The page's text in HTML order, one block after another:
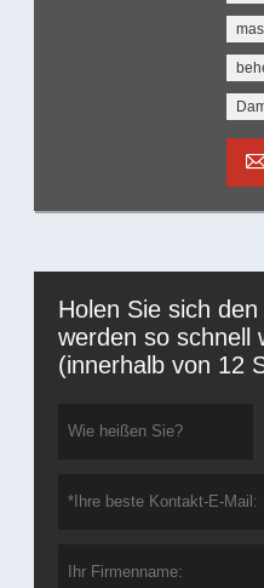
Holen Sie sich
werden so schnell
(innerhalb von 12